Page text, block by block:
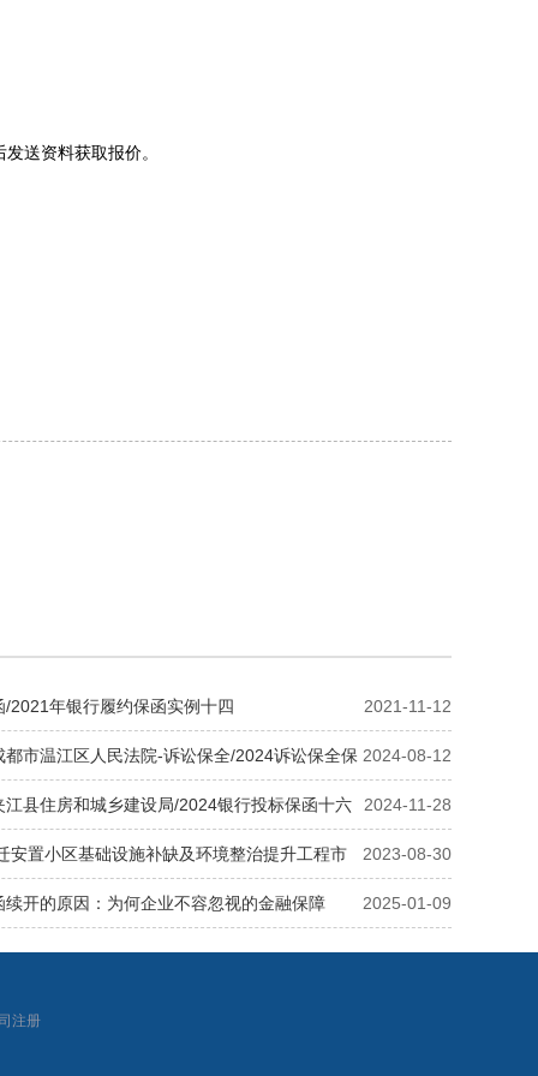
送资料获取报价。
2021-11-12
/2021年银行履约保函实例十四
2024-08-12
都市温江区人民法院-诉讼保全/2024诉讼保全保
2024-11-28
江县住房和城乡建设局/2024银行投标保函十六
2023-08-30
安置小区基础设施补缺及环境整治提升工程市
2025-01-09
续开的原因：为何企业不容忽视的金融保障
注册